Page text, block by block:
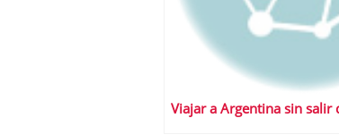
Viajar a Argentina sin salir